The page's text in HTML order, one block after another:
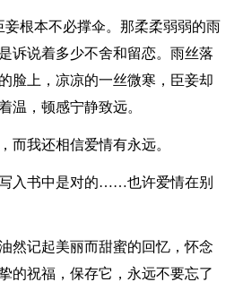
妾根本不必撑伞。那柔柔弱弱的雨
诉说着多少不舍和留恋。雨丝落
脸上，凉凉的一丝微寒，臣妾却
温，顿感宁静致远。
而我还相信爱情有永远。
入书中是对的……也许爱情在别
然记起美丽而甜蜜的回忆，怀念
的祝福，保存它，永远不要忘了